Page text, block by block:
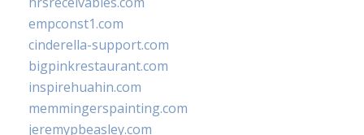
empconst1.com
cinderella-support.com
bigpinkrestaurant.com
inspirehuahin.com
memmingerspainting.com
jeremypbeasley.com